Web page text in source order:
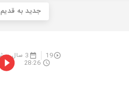
جدید به قدیم
19 3 سال پیش
28:26